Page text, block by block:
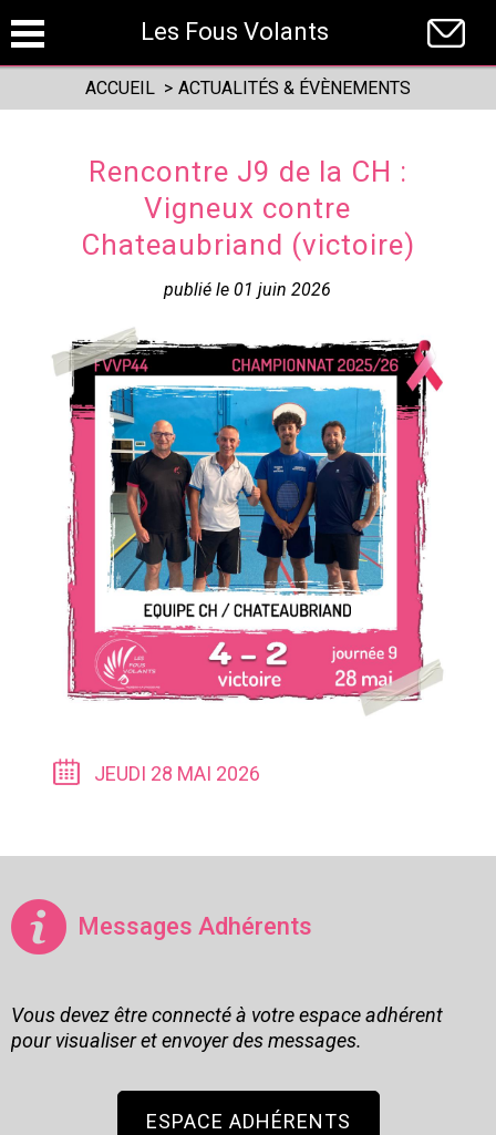
Les Fous Volants
ACCUEIL > ACTUALITÉS & ÉVÈNEMENTS
Rencontre J9 de la CH :
Vigneux contre
Chateaubriand (victoire)
publié le 01 juin 2026
JEUDI 28 MAI 2026
Messages Adhérents
Vous devez être connecté à votre espace adhérent
pour visualiser et envoyer des messages.
ESPACE ADHÉRENTS